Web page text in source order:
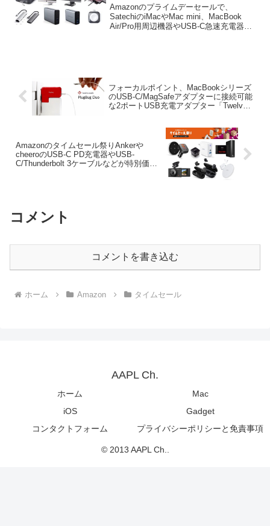
USB-C急速充電器が特別価格で
販売中。
Amazonのプライムデーセールで、
SatechiのiMacやMac mini、MacBook
Air/Pro用周辺機器やUSB-C急速充電器が
フォーカルポイント、MacBookシリーズ
のUSB-C/MagSafeアダプターに接続可能
な2ポートUSB充電アダプター「Twelve
Amazonのタイムセール祭りAnkerや
cheeroのUSB-C PD充電器やUSB-
C/Thunderbolt 3ケーブルなどが特別価格
コメント
コメントを書き込む
ホーム Amazon タイムセール
AAPL Ch.
ホーム
Mac
iOS
Gadget
コンタクトフォーム
プライバシーポリシーと免責事項
© 2013 AAPL Ch..